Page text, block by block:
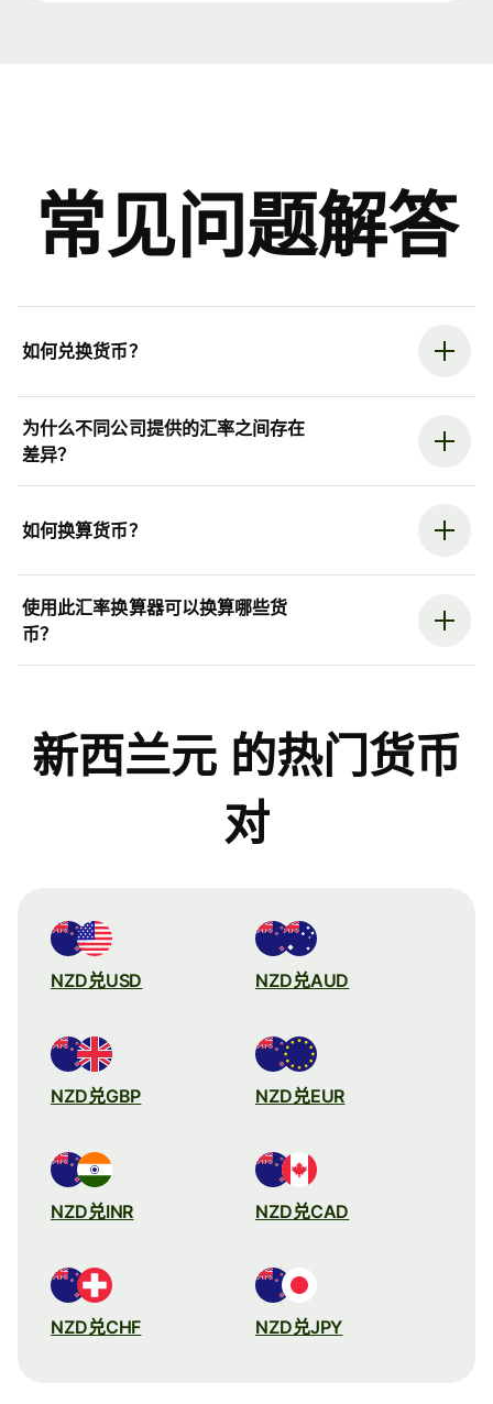
常见问题解答
如何兑换货币？
为什么不同公司提供的汇率之间存在
差异？
如何换算货币？
使用此汇率换算器可以换算哪些货
币？
新西兰元 的热门货币
对
NZD兑USD NZD兑AUD
NZD兑GBP NZD兑EUR
NZD兑INR NZD兑CAD
NZD兑CHF NZD兑JPY